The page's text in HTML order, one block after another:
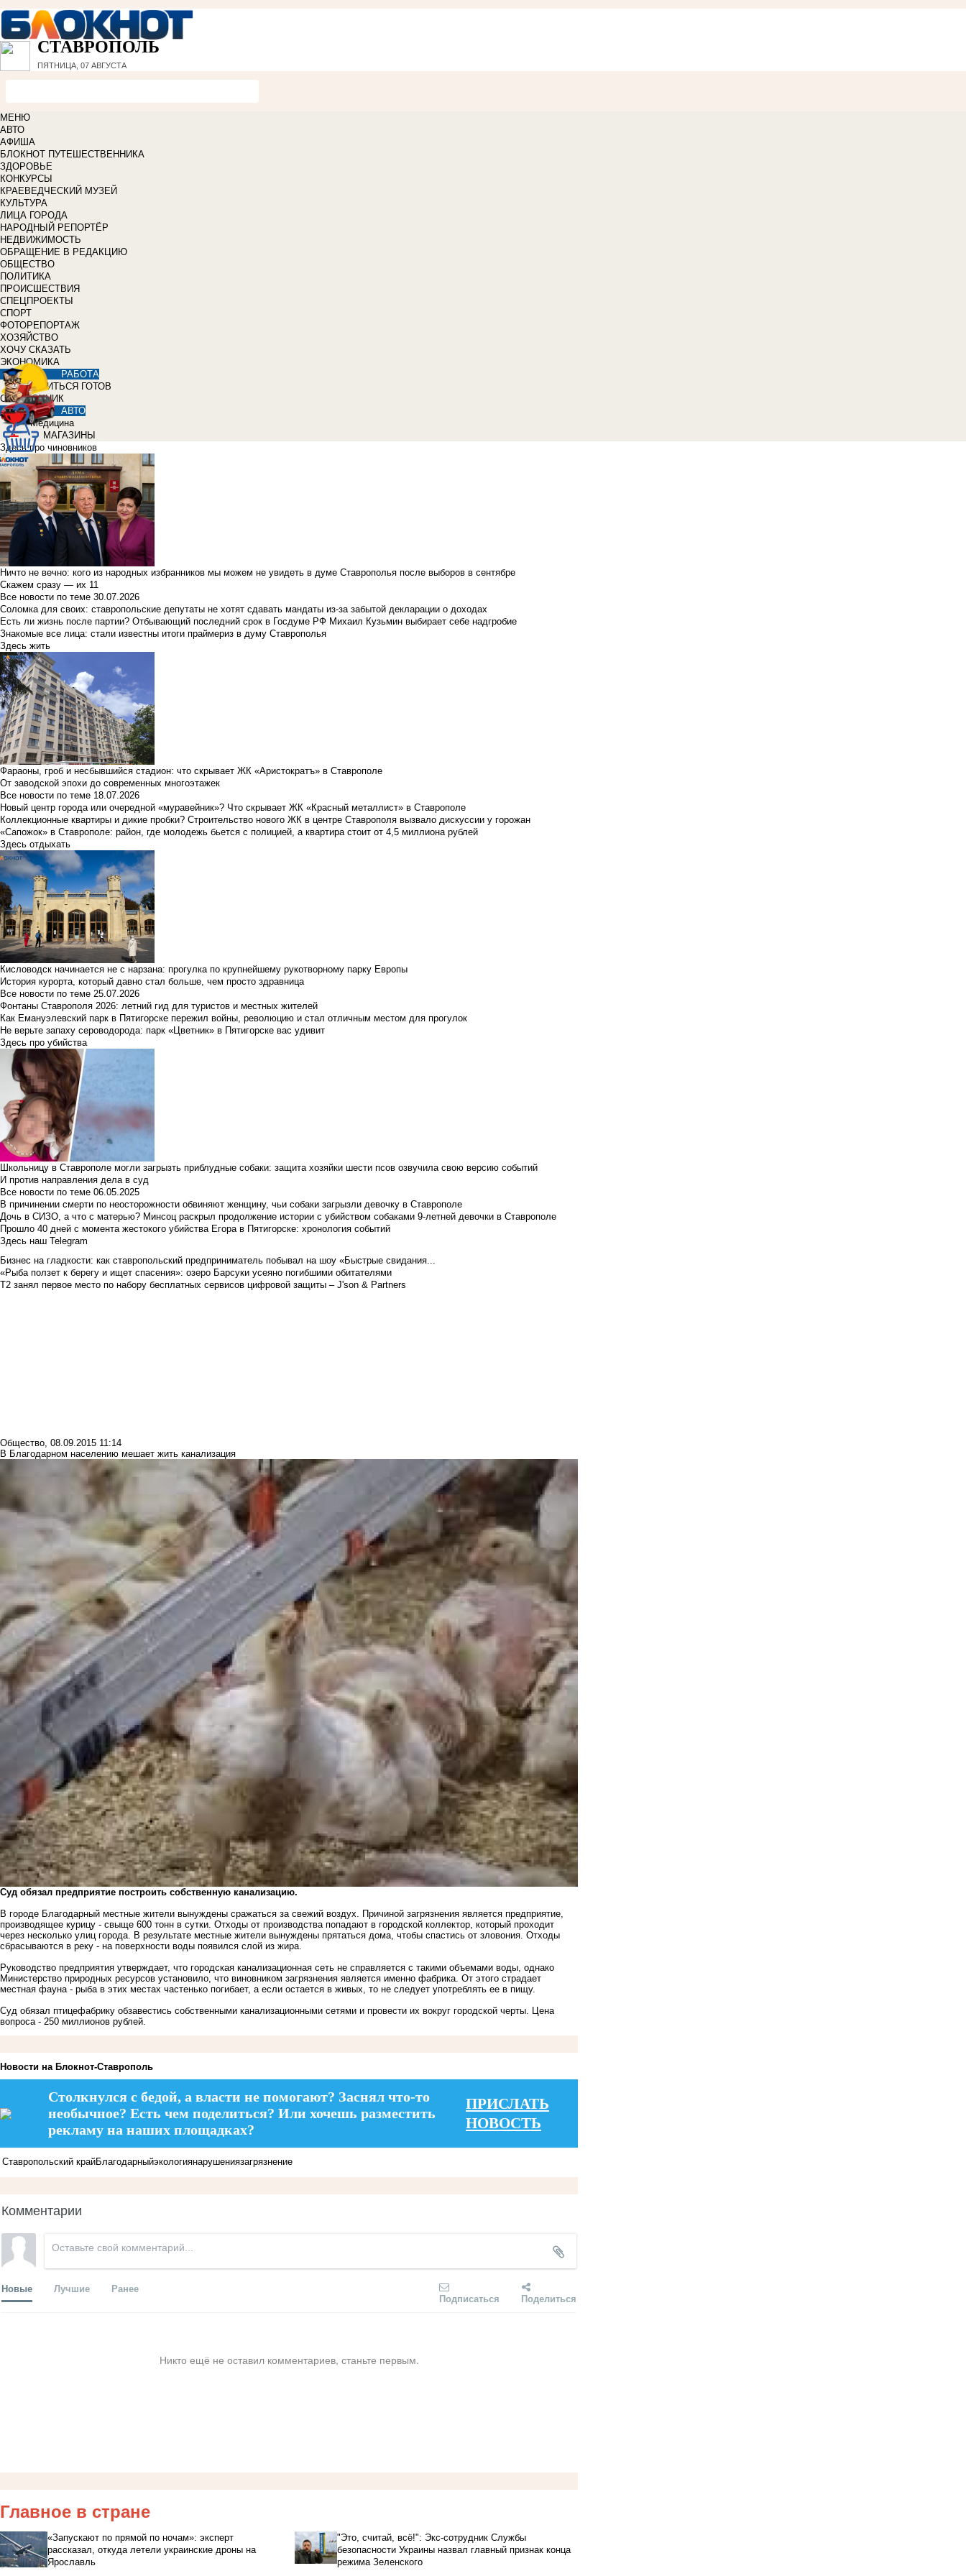
СТАВРОПОЛЬ
ПЯТНИЦА, 07 АВГУСТА
МЕНЮ
АВТО
АФИША
БЛОКНОТ ПУТЕШЕСТВЕННИКА
ЗДОРОВЬЕ
КОНКУРСЫ
КРАЕВЕДЧЕСКИЙ МУЗЕЙ
КУЛЬТУРА
ЛИЦА ГОРОДА
НАРОДНЫЙ РЕПОРТЁР
НЕДВИЖИМОСТЬ
ОБРАЩЕНИЕ В РЕДАКЦИЮ
ОБЩЕСТВО
ПОЛИТИКА
ПРОИСШЕСТВИЯ
СПЕЦПРОЕКТЫ
СПОРТ
ФОТОРЕПОРТАЖ
ХОЗЯЙСТВО
ХОЧУ СКАЗАТЬ
ЭКОНОМИКА
РАБОТА
УЧИТЬСЯ ГОТОВ
СПРАВОЧНИК
АВТО
Медицина
МАГАЗИНЫ
Здесь про чиновников
Ничто не вечно: кого из народных избранников мы можем не увидеть в думе Ставрополья после выборов в сентябре
Скажем сразу — их 11
Все новости по теме 30.07.2026
Соломка для своих: ставропольские депутаты не хотят сдавать мандаты из-за забытой декларации о доходах
Есть ли жизнь после партии? Отбывающий последний срок в Госдуме РФ Михаил Кузьмин выбирает себе надгробие
Знакомые все лица: стали известны итоги праймериз в думу Ставрополья
Здесь жить
Фараоны, гроб и несбывшийся стадион: что скрывает ЖК «Аристократъ» в Ставрополе
От заводской эпохи до современных многоэтажек
Все новости по теме 18.07.2026
Новый центр города или очередной «муравейник»? Что скрывает ЖК «Красный металлист» в Ставрополе
Коллекционные квартиры и дикие пробки? Строительство нового ЖК в центре Ставрополя вызвало дискуссии у горожан
«Сапожок» в Ставрополе: район, где молодежь бьется с полицией, а квартира стоит от 4,5 миллиона рублей
Здесь отдыхать
Кисловодск начинается не с нарзана: прогулка по крупнейшему рукотворному парку Европы
История курорта, который давно стал больше, чем просто здравница
Все новости по теме 25.07.2026
Фонтаны Ставрополя 2026: летний гид для туристов и местных жителей
Как Емануэлевский парк в Пятигорске пережил войны, революцию и стал отличным местом для прогулок
Не верьте запаху сероводорода: парк «Цветник» в Пятигорске вас удивит
Здесь про убийства
Школьницу в Ставрополе могли загрызть приблудные собаки: защита хозяйки шести псов озвучила свою версию событий
И против направления дела в суд
Все новости по теме 06.05.2025
В причинении смерти по неосторожности обвиняют женщину, чьи собаки загрызли девочку в Ставрополе
Дочь в СИЗО, а что с матерью? Минсоц раскрыл продолжение истории с убийством собаками 9-летней девочки в Ставрополе
Прошло 40 дней с момента жестокого убийства Егора в Пятигорске: хронология событий
Здесь наш Telegram
Бизнес на гладкости: как ставропольский предприниматель побывал на шоу «Быстрые свидания...
«Рыба ползет к берегу и ищет спасения»: озеро Барсуки усеяно погибшими обитателями
Т2 занял первое место по набору бесплатных сервисов цифровой защиты – J'son & Partners
Общество, 08.09.2015 11:14
В Благодарном населению мешает жить канализация
Суд обязал предприятие построить собственную канализацию.
В городе Благодарный местные жители вынуждены сражаться за свежий воздух. Причиной загрязнения является предприятие,
производящее курицу - свыще 600 тонн в сутки. Отходы от производства попадают в городской коллектор, который проходит
через несколько улиц города. В результате местные жители вынуждены прятаться дома, чтобы спастись от зловония. Отходы
сбрасываются в реку - на поверхности воды появился слой из жира.
Руководство предприятия утверждает, что городская канализационная сеть не справляется с такими объемами воды, однако
Министерство природных ресурсов установило, что виновником загрязнения является именно фабрика. От этого страдает
местная фауна - рыба в этих местах частенько погибает, а если остается в живых, то не следует употреблять ее в пищу.
Суд обязал птицефабрику обзавестись собственными канализационными сетями и провести их вокруг городской черты. Цена
вопроса - 250 миллионов рублей.
Новости на Блoкнoт-Ставрополь
Столкнулся с бедой, а власти не помогают? Заснял что-то
необычное? Есть чем поделиться? Или хочешь разместить
рекламу на наших площадках?
ПРИСЛАТЬ
НОВОСТЬ
Ставропольский крайБлагодарныйэкологиянарушениязагрязнение
Комментарии
Новые Лучшие Ранее
Подписаться Поделиться
Никто ещё не оставил комментариев, станьте первым.
Главное в стране
«Запускают по прямой по ночам»: эксперт
рассказал, откуда летели украинские дроны на
Ярославль
"Это, считай, всё!": Экс-сотрудник Службы
безопасности Украины назвал главный признак конца
режима Зеленского